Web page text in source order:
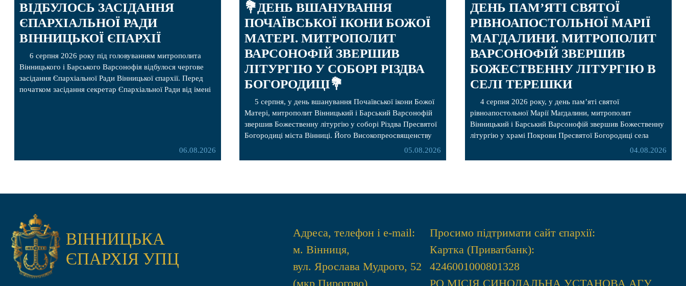
ВІДБУЛОСЬ ЗАСІДАННЯ
ЄПАРХІАЛЬНОЇ РАДИ
ВІННИЦЬКОЇ ЄПАРХІЇ
6 серпня 2026 року під головуванням митрополита
Вінницького і Барського Варсонофія відбулося чергове
засідання Єпархіальної Ради Вінницької єпархії. Перед
початком засідання секретар Єпархіальної Ради від імені
06.08.2026
💐ДЕНЬ ВШАНУВАННЯ
ПОЧАЇВСЬКОЇ ІКОНИ БОЖОЇ
МАТЕРІ. МИТРОПОЛИТ
ВАРСОНОФІЙ ЗВЕРШИВ
ЛІТУРГІЮ У СОБОРІ РІЗДВА
БОГОРОДИЦІ💐
5 серпня, у день вшанування Почаївської ікони Божої
Матері, митрополит Вінницький і Барський Варсонофій
звершив Божественну літургію у соборі Різдва Пресвятої
Богородиці міста Вінниці. Його Високопреосвященству
співслужили секретар, духівник, благочинні, духовенство
05.08.2026
ДЕНЬ ПАМ’ЯТІ СВЯТОЇ
РІВНОАПОСТОЛЬНОЇ МАРІЇ
МАГДАЛИНИ. МИТРОПОЛИТ
ВАРСОНОФІЙ ЗВЕРШИВ
БОЖЕСТВЕННУ ЛІТУРГІЮ В
СЕЛІ ТЕРЕШКИ
4 серпня 2026 року, у день пам’яті святої
рівноапостольної Марії Магдалини, митрополит
Вінницький і Барський Варсонофій звершив Божественну
літургію у храмі Покрови Пресвятої Богородиці села
Терешки Барського благочиння. Перед початком04.08.2026
ВІННИЦЬКА
ЄПАРХІЯ УПЦ
Адреса, телефон і e-mail:
м. Вінниця,
вул. Ярослава Мудрого, 52
(мкр Пирогово)
Просимо підтримати сайт єпархії:
Картка (Приватбанк):
4246001000801328
РО МIСIЯ СИНОДАЛЬНА УСТАНОВА АГУ